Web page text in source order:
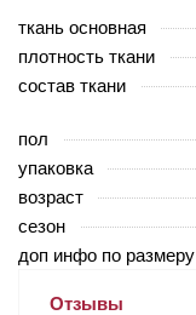
ткань основная
плотность ткани
состав ткани
пол
упаковка
возраст
сезон
доп инфо по размеру
Отзывы